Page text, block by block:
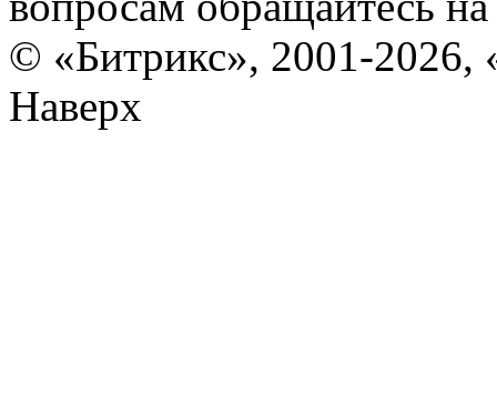
© «Битрикс», 2001-2026,
Наверх